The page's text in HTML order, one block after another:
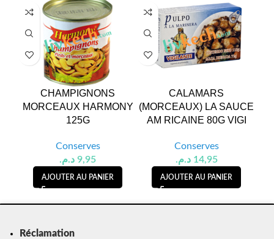
CHAMPIGNONS
MORCEAUX HARMONY
125G
Conserves
9,95 د.م.
AJOUTER AU PANIER
CALAMARS
(MORCEAUX) LA SAUCE
AM RICAINE 80G VIGI
Conserves
14,95 د.م.
AJOUTER AU PANIER
Réclamation